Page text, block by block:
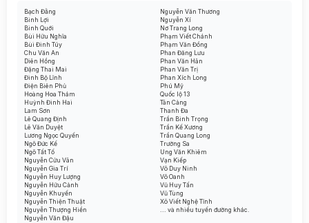
Bạch Đằng
Bình Lợi
Bình Quới
Bùi Hữu Nghĩa
Bùi Đình Túy
Chu Văn An
Diên Hồng
Đặng Thai Mai
Đinh Bộ Lĩnh
Điện Biên Phủ
Hoàng Hoa Thám
Huỳnh Đình Hai
Lam Sơn
Lê Quang Định
Lê Văn Duyệt
Lương Ngọc Quyến
Ngô Đức Kế
Ngô Tất Tố
Nguyễn Cửu Vân
Nguyễn Gia Trí
Nguyễn Huy Lượng
Nguyễn Hữu Cảnh
Nguyễn Khuyến
Nguyễn Thiện Thuật
Nguyễn Thượng Hiền
Nguyễn Văn Đậu
Nguyễn Văn Thương
Nguyễn Xí
Nơ Trang Long
Phạm Viết Chánh
Phạm Văn Đồng
Phan Đăng Lưu
Phan Văn Hân
Phan Văn Trị
Phan Xích Long
Phú Mỹ
Quốc lộ 13
Tân Cảng
Thanh Đa
Trần Bình Trọng
Trần Kế Xương
Trần Quang Long
Trường Sa
Ung Văn Khiêm
Vạn Kiếp
Võ Duy Ninh
Võ Oanh
Vũ Huy Tấn
Vũ Tùng
Xô Viết Nghệ Tĩnh
... và nhiều tuyến đường khác.